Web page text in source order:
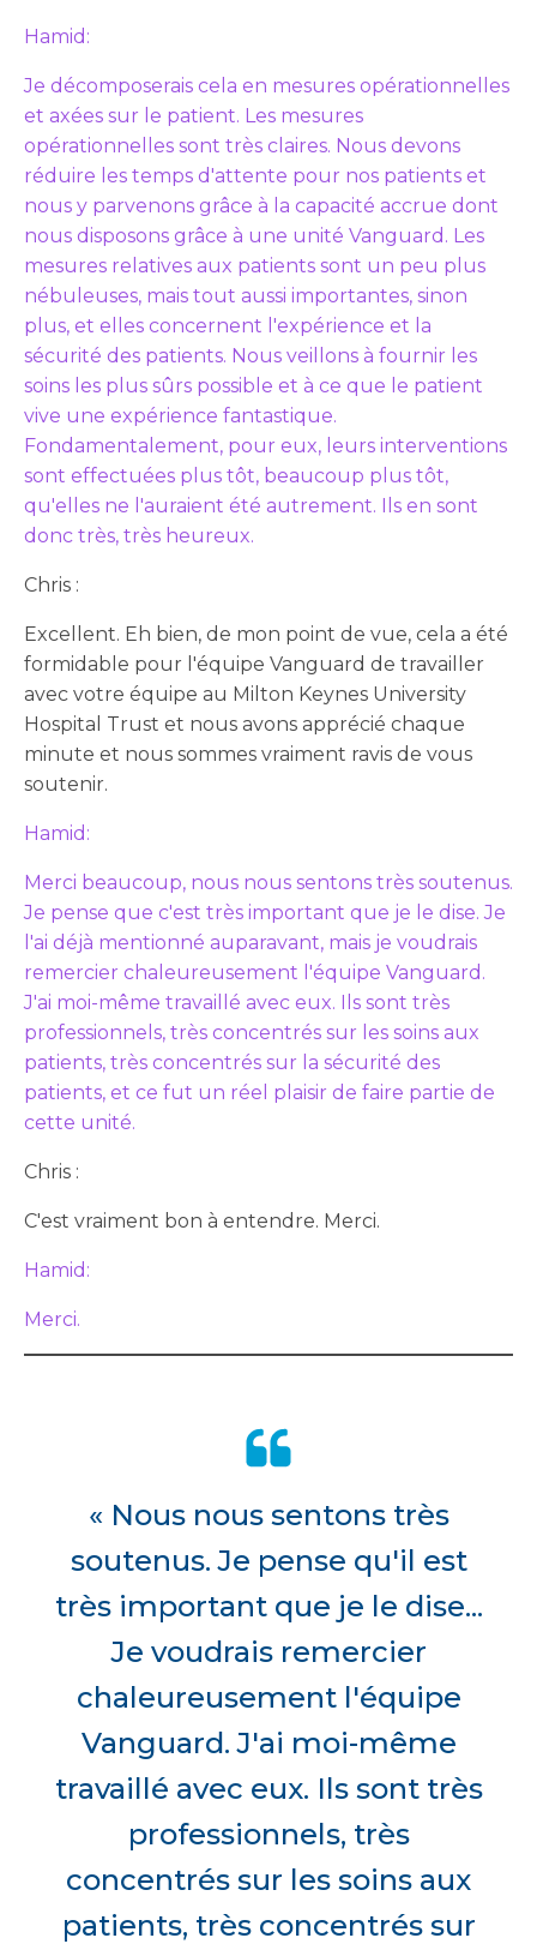
Hamid:
Je décomposerais cela en mesures opérationnelles
et axées sur le patient. Les mesures
opérationnelles sont très claires. Nous devons
réduire les temps d'attente pour nos patients et
nous y parvenons grâce à la capacité accrue dont
nous disposons grâce à une unité Vanguard. Les
mesures relatives aux patients sont un peu plus
nébuleuses, mais tout aussi importantes, sinon
plus, et elles concernent l'expérience et la
sécurité des patients. Nous veillons à fournir les
soins les plus sûrs possible et à ce que le patient
vive une expérience fantastique.
Fondamentalement, pour eux, leurs interventions
sont effectuées plus tôt, beaucoup plus tôt,
qu'elles ne l'auraient été autrement. Ils en sont
donc très, très heureux.
Chris :
Excellent. Eh bien, de mon point de vue, cela a été
formidable pour l'équipe Vanguard de travailler
avec votre équipe au Milton Keynes University
Hospital Trust et nous avons apprécié chaque
minute et nous sommes vraiment ravis de vous
soutenir.
Hamid:
Merci beaucoup, nous nous sentons très soutenus.
Je pense que c'est très important que je le dise. Je
l'ai déjà mentionné auparavant, mais je voudrais
remercier chaleureusement l'équipe Vanguard.
J'ai moi-même travaillé avec eux. Ils sont très
professionnels, très concentrés sur les soins aux
patients, très concentrés sur la sécurité des
patients, et ce fut un réel plaisir de faire partie de
cette unité.
Chris :
C'est vraiment bon à entendre. Merci.
Hamid:
Merci.
« Nous nous sentons très
soutenus. Je pense qu'il est
très important que je le dise...
Je voudrais remercier
chaleureusement l'équipe
Vanguard. J'ai moi-même
travaillé avec eux. Ils sont très
professionnels, très
concentrés sur les soins aux
patients, très concentrés sur